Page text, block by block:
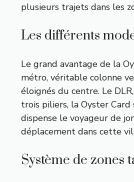
plusieurs trajets dans les
Les différents
Le grand avantage de la
métro, véritable colonne
éloignés du centre. Le
trois piliers, la Oyster
dispense le voyageur de
déplacement dans cette
Système de zones